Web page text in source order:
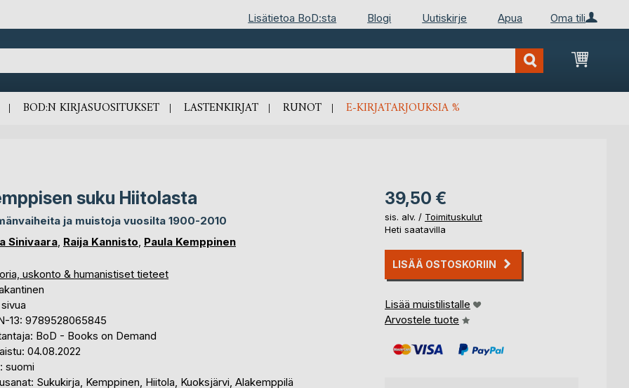
Oma tili
Lisätietoa BoD:sta Blogi Uutiskirje Apua
BOD:N KIRJASUOSITUKSET LASTENKIRJAT RUNOT E-KIRJATARJOUKSIA %
suku Hiitolasta
ja muistoja vuosilta 1900-2010
Sinivaara, Raija Kannisto, Paula Kemppinen
uskonto & humanistiset tieteet
13: 9789528065845
BoD - Books on Demand
04.08.2022
suomi
Sukukirja, Kemppinen, Hiitola, Kuoksjärvi, Alakemppilä
39,50 €
sis. alv. / Toimituskulut
Heti saatavilla
LISÄÄ OSTOSKORIIN
Lisää muistilistalle
Arvostele tuote